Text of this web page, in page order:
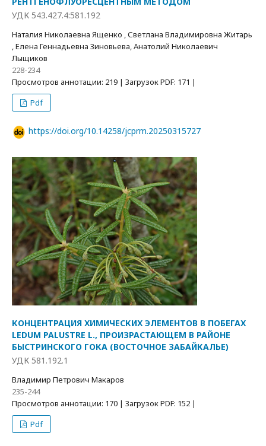
УДК 543.427.4:581.192
Наталия Николаевна Ященко , Светлана Владимировна Житарь
, Елена Геннадьевна Зиновьева, Анатолий Николаевич
Лыщиков
228-234
Просмотров аннотации: 219 | Загрузок PDF: 171 |
Pdf
https://doi.org/10.14258/jcprm.20250315727
КОНЦЕНТРАЦИЯ ХИМИЧЕСКИХ ЭЛЕМЕНТОВ В ПОБЕГАХ
LEDUM PALUSTRE L., ПРОИЗРАСТАЮЩЕМ В РАЙОНЕ
БЫСТРИНСКОГО ГОКА (ВОСТОЧНОЕ ЗАБАЙКАЛЬЕ)
УДК 581.192.1
Владимир Петрович Макаров
235-244
Просмотров аннотации: 170 | Загрузок PDF: 152 |
Pdf